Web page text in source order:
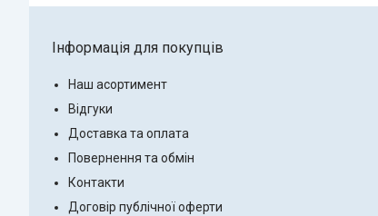
Інформація для покупців
Наш асортимент
Відгуки
Доставка та оплата
Повернення та обмін
Контакти
Договір публічної оферти